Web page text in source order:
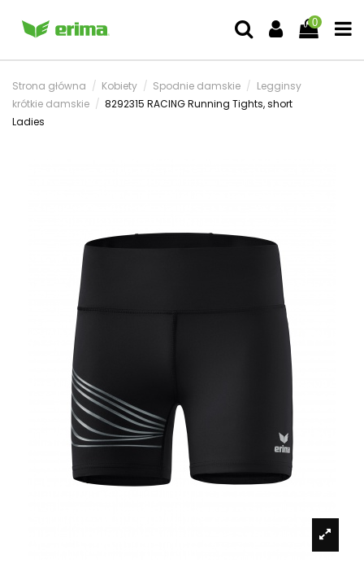
0
Strona główna Kobiety Spodnie damskie
Legginsy
krótkie damskie
8292315 RACING Running Tights, short
Ladies